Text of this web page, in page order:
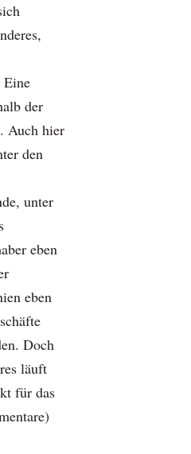
Eine
der
Auch hier
den
unter
eben
eben
Doch
läuft
für das